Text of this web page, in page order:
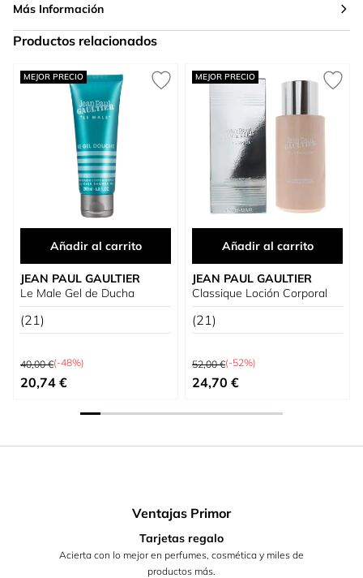
Más Información
Productos relacionados
Press to skip carousel
MEJOR PRECIO
Añadir al carrito
JEAN PAUL GAULTIER
Le Male Gel de Ducha
(21)
Precio habitual
40,00 €(-48%)
Precio especial
20,74 €
MEJOR PRECIO
Añadir al carrito
JEAN PAUL GAULTIER
Classique Loción Corporal
(21)
Precio habitual
52,00 €(-52%)
Precio especial
24,70 €
Ventajas Primor
Tarjetas regalo
Acierta con lo mejor en perfumes, cosmética y miles de
productos más.